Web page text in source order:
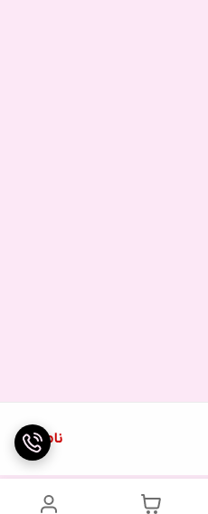
ناموجود